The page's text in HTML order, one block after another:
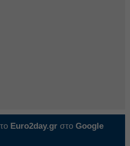
Euro2day.gr στο Google